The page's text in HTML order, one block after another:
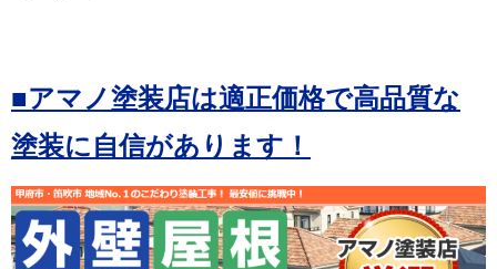
■アマノ塗装店は適正価格で高品質な
塗装に自信があります！